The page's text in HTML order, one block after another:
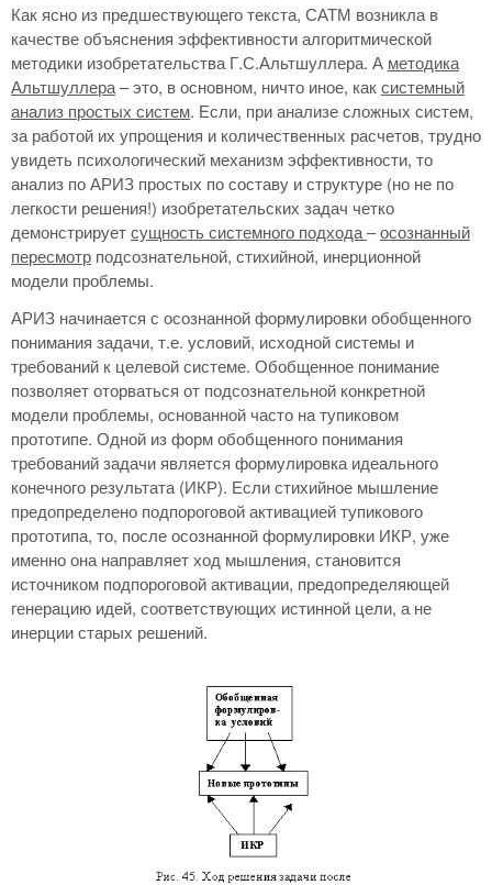
Как ясно из предшествующего текста, САТМ возникла в
качестве объяснения эффективности алгоритмической
методики изобретательства Г.С.Альтшуллера. А методика
Альтшуллера– это, в основном, ничто иное, каксистемный
анализ простых систем. Если, при анализе сложных систем,
за работой их упрощения и количественных расчетов, трудно
увидеть психологический механизм эффективности, то
анализ по АРИЗ простых по составу и структуре (но не по
легкости решения!) изобретательских задач четко
демонстрируетсущность системного подхода–осознанный
пересмотр подсознательной, стихийной, инерционной
модели проблемы.
АРИЗ начинается с осознанной формулировки обобщенного
понимания задачи, т.е. условий, исходной системы и
требований к целевой системе. Обобщенное понимание
позволяет оторваться от подсознательной конкретной
модели проблемы, основанной часто на тупиковом
прототипе. Одной из форм обобщенного понимания
требований задачи является формулировка идеального
конечного результата (ИКР). Если стихийное мышление
предопределено подпороговой активацией тупикового
прототипа, то, после осознанной формулировки ИКР, уже
именно она направляет ход мышления, становится
источником подпороговой активации, предопределяющей
генерацию идей, соответствующих истинной цели, а не
инерции старых решений.